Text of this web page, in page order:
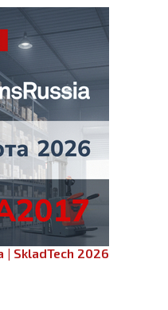
| SkladTech 2026